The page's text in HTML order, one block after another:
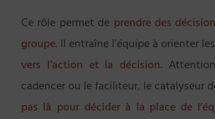
Ce rôle permet de prendre des
groupe. Il entraîne l’équipe à orienter
vers l’action et la décision.
cadencer ou le faciliteur, le catalyseur
pas là pour décider à la place de